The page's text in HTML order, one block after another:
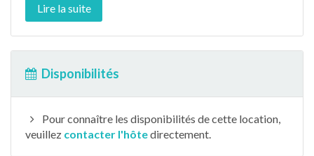
Lire la suite
Disponibilités
Pour connaître les disponibilités de cette location,
veuillez contacter l'hôtedirectement.